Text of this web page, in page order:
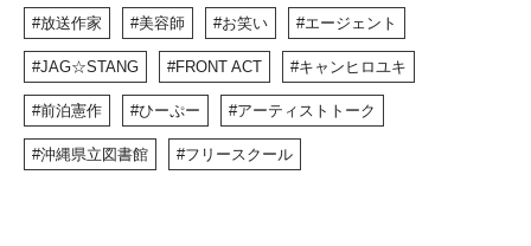
放送作家 美容師 お笑い エージェント
JAG☆STANG FRONT ACT キャンヒロユキ
前泊憲作 ひーぷー アーティストトーク
沖縄県立図書館 フリースクール